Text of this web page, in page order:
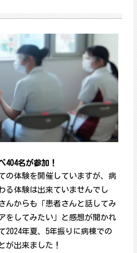
404名が参加！
の体験を開催していますが、病
る体験は出来ていませんでし
んからも「患者さんと話してみ
をしてみたい」と感想が聞かれ
2024年夏、5年振りに病棟での
が出来ました！